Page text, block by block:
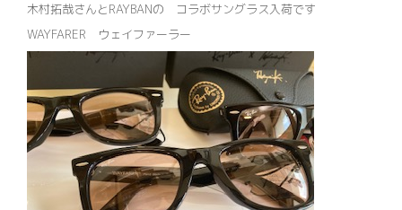
木村拓哉さんとRAYBANの コラボサングラス入荷です
WAYFARER ウェイファーラー